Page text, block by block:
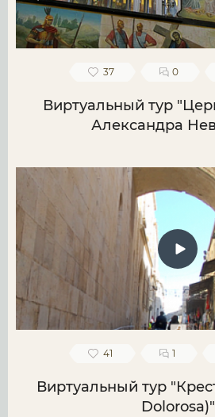
37 0
Виртуальный тур
Александра
41 1
Виртуальный тур
Dolorosa)"